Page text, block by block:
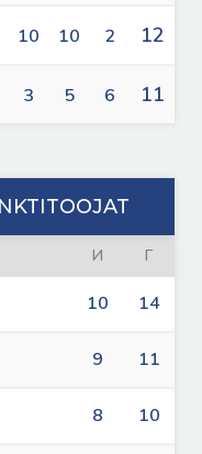
10 10 2 12
3 5 6 11
И Г
10 14
9 11
8 10